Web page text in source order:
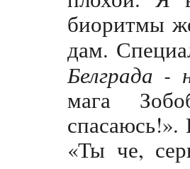
биоритмы
дам.
Белграда -
мага
спасаюсь!».
«Ты че,